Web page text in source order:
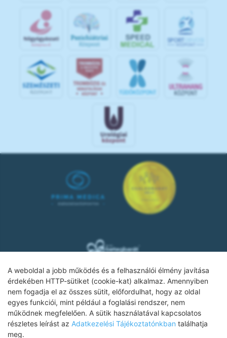
A weboldal a jobb működés és a felhasználói élmény javítása
érdekében HTTP-sütiket (cookie-kat) alkalmaz. Amennyiben
nem fogadja el az összes sütit, előfordulhat, hogy az oldal
egyes funkciói, mint például a foglalási rendszer, nem
működnek megfelelően. A sütik használatával kapcsolatos
részletes leírást az Adatkezelési Tájékoztatónkban találhatja
meg.
SPOR
Adatkezelési tájékoztató
Impresszum